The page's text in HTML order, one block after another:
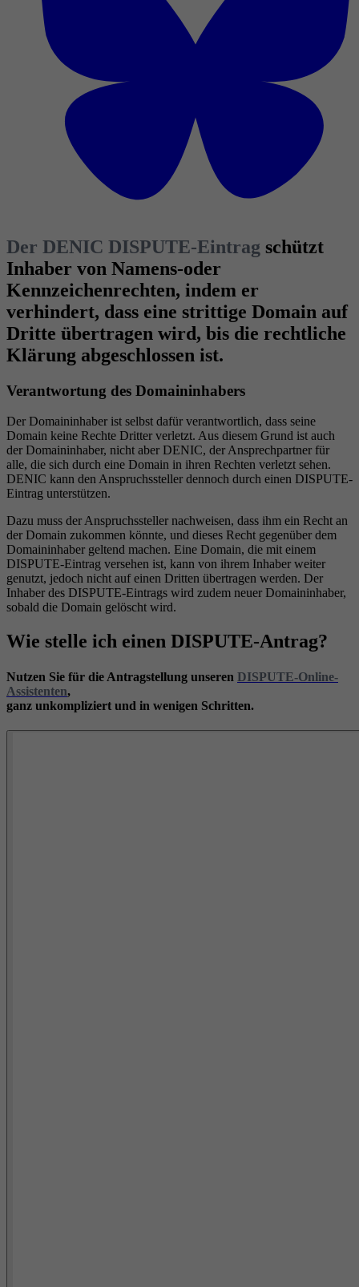
Der DENIC DISPUTE-Eintrag schützt
Inhaber von Namens-oder
Kennzeichenrechten, indem er
verhindert, dass eine strittige Domain auf
Dritte übertragen wird, bis die rechtliche
Klärung abgeschlossen ist.
Verantwortung des Domaininhabers
Der Domaininhaber ist selbst dafür verantwortlich, dass seine
Domain keine Rechte Dritter verletzt. Aus diesem Grund ist auch
der Domaininhaber, nicht aber DENIC, der Ansprechpartner für
alle, die sich durch eine Domain in ihren Rechten verletzt sehen.
DENIC kann den Anspruchssteller dennoch durch einen DISPUTE-
Eintrag unterstützen.
Dazu muss der Anspruchssteller nachweisen, dass ihm ein Recht an
der Domain zukommen könnte, und dieses Recht gegenüber dem
Domaininhaber geltend machen. Eine Domain, die mit einem
DISPUTE-Eintrag versehen ist, kann von ihrem Inhaber weiter
genutzt, jedoch nicht auf einen Dritten übertragen werden. Der
Inhaber des DISPUTE-Eintrags wird zudem neuer Domaininhaber,
sobald die Domain gelöscht wird.
Wie stelle ich einen DISPUTE-Antrag?
Nutzen Sie für die Antragstellung unseren DISPUTE-Online-
Assistenten,
ganz unkompliziert und in wenigen Schritten.